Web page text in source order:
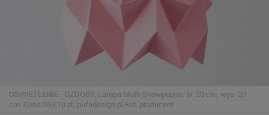
OŚWIETLENIE - OZDOBY. Lampa Moth Snowpuppe, śr. 20 cm, wys. 20
cm. Cena 269,10 zł, pufadesign.pl Fot. producent